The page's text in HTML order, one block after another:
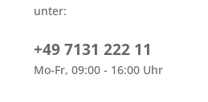
unter:
+49 7131 222 11
Mo-Fr, 09:00 - 16:00 Uhr